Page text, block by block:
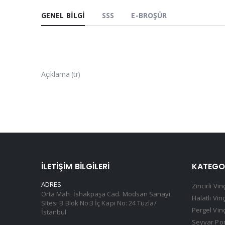
GENEL BILGI SSS E-BROŞÜR
Açıklama (tr)
İLETIŞIM BILGILERI
ADRES
Orta Mah. İshakpaşa Cad. Modsan Sanayi
Sitesi B Blok No:3 İç Kapı No: 24 Tuzla/
İstanbul
Zincirli
Halatlı
Pergel
Seyyar